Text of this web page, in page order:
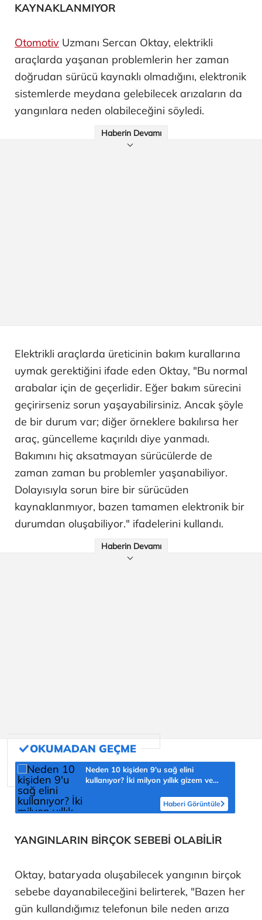
KAYNAKLANMIYOR
Otomotiv Uzmanı Sercan Oktay, elektrikli
araçlarda yaşanan problemlerin her zaman
doğrudan sürücü kaynaklı olmadığını, elektronik
sistemlerde meydana gelebilecek arızaların da
yangınlara neden olabileceğini söyledi.
Haberin Devamı
Elektrikli araçlarda üreticinin bakım kurallarına
uymak gerektiğini ifade eden Oktay, "Bu normal
arabalar için de geçerlidir. Eğer bakım sürecini
geçirirseniz sorun yaşayabilirsiniz. Ancak şöyle
de bir durum var; diğer örneklere bakılırsa her
araç, güncelleme kaçırıldı diye yanmadı.
Bakımını hiç aksatmayan sürücülerde de
zaman zaman bu problemler yaşanabiliyor.
Dolayısıyla sorun bire bir sürücüden
kaynaklanmıyor, bazen tamamen elektronik bir
durumdan oluşabiliyor." ifadelerini kullandı.
Haberin Devamı
Neden 10 kişiden 9'u sağ elini
kullanıyor? İki milyon yıllık gizem ve
Haberi Görüntüle
YANGINLARIN BİRÇOK SEBEBİ OLABİLİR
Oktay, bataryada oluşabilecek yangının birçok
sebebe dayanabileceğini belirterek, "Bazen her
gün kullandığımız telefonun bile neden arıza